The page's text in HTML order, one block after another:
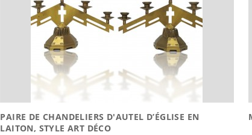
PAIRE DE CHANDELIERS D'AUTEL D’ÉGLISE EN
LAITON, STYLE ART DÉCO